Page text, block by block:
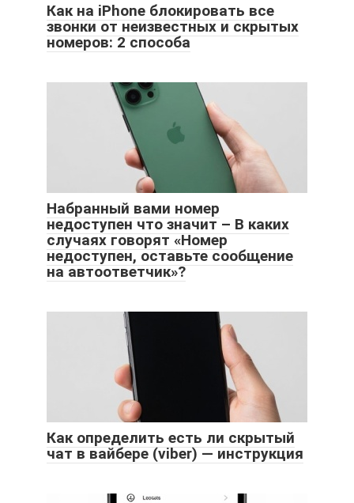
Как на iPhone блокировать все
звонки от неизвестных и скрытых
номеров: 2 способа
Набранный вами номер
недоступен что значит – В каких
случаях говорят «Номер
недоступен, оставьте сообщение
на автоответчик»?
Как определить есть ли скрытый
чат в вайбере (viber) — инструкция